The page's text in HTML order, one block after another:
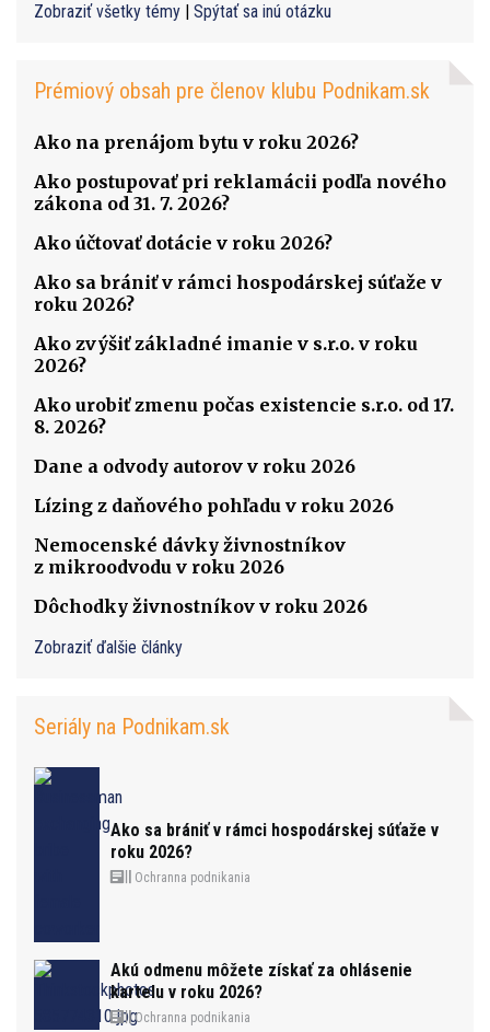
Zobraziť všetky témy Spýtať sa inú otázku
Prémiový obsah pre členov klubu Podnikam.sk
Ako na prenájom bytu v roku 2026?
Ako postupovať pri reklamácii podľa nového
zákona od 31. 7. 2026?
Ako účtovať dotácie v roku 2026?
Ako sa brániť v rámci hospodárskej súťaže v
roku 2026?
Ako zvýšiť základné imanie v s.r.o. v roku
2026?
Ako urobiť zmenu počas existencie s.r.o. od 17.
8. 2026?
Dane a odvody autorov v roku 2026
Lízing z daňového pohľadu v roku 2026
Nemocenské dávky živnostníkov
z mikroodvodu v roku 2026
Dôchodky živnostníkov v roku 2026
Zobraziť ďalšie články
Seriály na Podnikam.sk
Ako sa brániť v rámci hospodárskej súťaže v
roku 2026?
Ochranna podnikania
Akú odmenu môžete získať za ohlásenie
kartelu v roku 2026?
Ochranna podnikania